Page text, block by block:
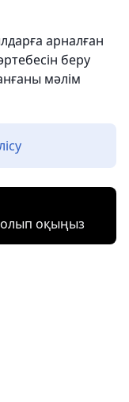
арналған
беру
мәлім
оқыңыз